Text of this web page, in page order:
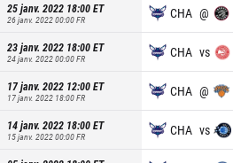
25 janv. 2022 18:00ET
26 janv. 2022 00:00FR CHA @
23 janv. 2022 18:00ET
24 janv. 2022 00:00FR CHA vs
17 janv. 2022 12:00ET
17 janv. 2022 18:00FR CHA @
14 janv. 2022 18:00ET
15 janv. 2022 00:00FR CHA vs